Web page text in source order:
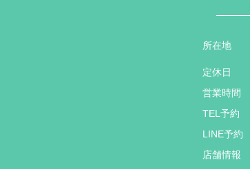
所在地
定休日
営業時間
TEL予約
LINE予約
店舗情報